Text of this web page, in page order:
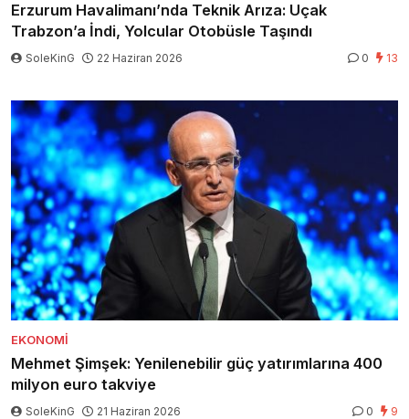
Erzurum Havalimanı’nda Teknik Arıza: Uçak
Trabzon’a İndi, Yolcular Otobüsle Taşındı
SoleKinG 22 Haziran 2026 0 13
EKONOMI
Mehmet Şimşek: Yenilenebilir güç yatırımlarına 400
milyon euro takviye
SoleKinG 21 Haziran 2026 0 9